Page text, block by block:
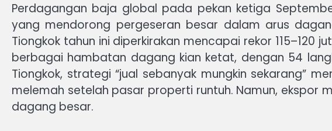
Perdagangan baja global pada pekan ketiga
yang mendorong pergeseran besar dalam arus
Tiongkok tahun ini diperkirakan mencapai rekor 115–120
berbagai hambatan dagang kian ketat, dengan 54
Tiongkok, strategi “jual sebanyak mungkin sekarang”
melemah setelah pasar properti runtuh. Namun, ekspor
dagang besar.